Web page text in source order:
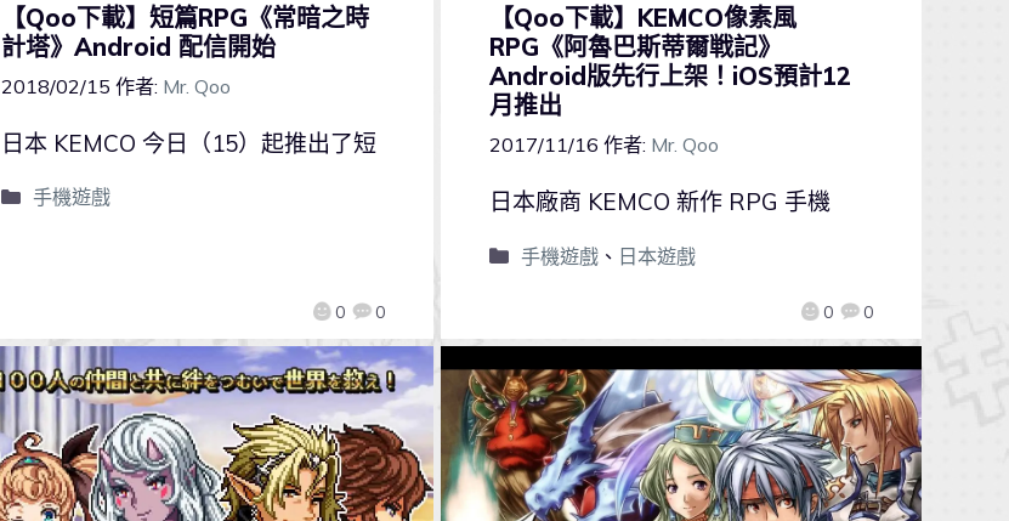
【Qoo下載】短篇RPG《常暗之時
計塔》Android 配信開始
2018/02/15 作者: Mr. Qoo
0 0
日本 KEMCO 今日（15）起推出了短
手機遊戲
【Qoo下載】KEMCO像素風
RPG《阿魯巴斯蒂爾戦記》
Android版先行上架！iOS預計12
月推出
2017/11/16 作者: Mr. Qoo
0 0
日本廠商 KEMCO 新作 RPG 手機
手機遊戲、 日本遊戲